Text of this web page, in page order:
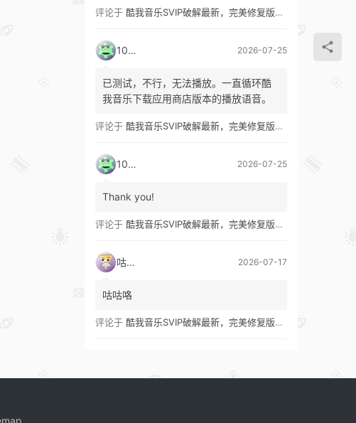
评论于 酷我音乐SVIP破解最新，完美修复版！支持安卓+车机+pc版！
1035 2026-07-25
已测试，不行，无法播放。一直循环酷
我音乐下载应用商店版本的播放语音。
评论于 酷我音乐SVIP破解最新，完美修复版！支持安卓+车机+pc版！
1035 2026-07-25
Thank you!
评论于 酷我音乐SVIP破解最新，完美修复版！支持安卓+车机+pc版！
咕咕咯 2026-07-17
咕咕咯
评论于 酷我音乐SVIP破解最新，完美修复版！支持安卓+车机+pc版！